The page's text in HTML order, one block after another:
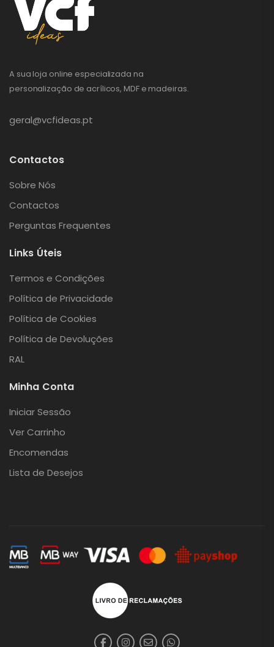
A sua loja online especializada na
personalização de acrílicos, MDF e madeiras.
geral@vcfideas.pt
Contactos
Sobre Nós
Contactos
Perguntas Frequentes
Links Úteis
Termos e Condições
Política de Privacidade
Política de Cookies
Política de Devoluções
RAL
Minha Conta
Iniciar Sessão
Ver Carrinho
Encomendas
Lista de Desejos